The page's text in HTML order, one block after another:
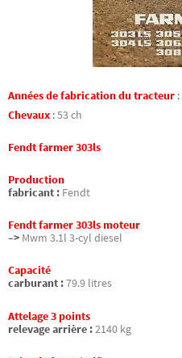
Années de fabrication du tracteur :
Chevaux :53 ch
Fendt farmer 303ls
Production
fabricant : Fendt
Fendt farmer 303ls moteur
–> Mwm 3.1l 3-cyl diesel
Capacité
carburant :79.9 litres
Attelage 3 points
relevage arrière :2140 kg